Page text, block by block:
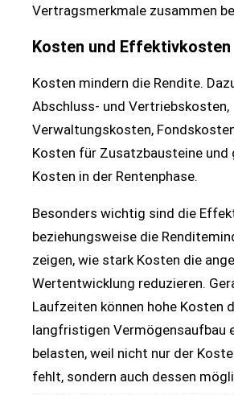
Vertragsmerkmale zusammen
Kosten und Effektivkosten
Kosten mindern die Rendite.
Abschluss- und Vertriebskosten,
Verwaltungskosten,
Kosten für Zusatzbausteine und
Kosten in der Rentenphase.
Besonders wichtig sind die
beziehungsweise die
zeigen, wie stark Kosten die
Wertentwicklung reduzieren.
Laufzeiten können hohe Kosten
langfristigen Vermögensaufbau
belasten, weil nicht nur der
fehlt, sondern auch dessen